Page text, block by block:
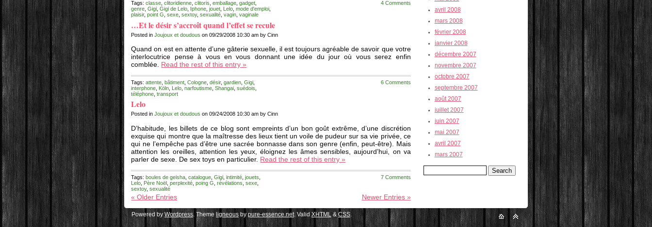
Tags:classe ,clitoridienne ,clitoris ,emballage ,gadget
genre ,Gigi ,Gigi de Lelo Iphone ,jouet Lelo ,mode d'emploi
plaisir,point G ,sexe ,sextoy,sexualité ,vagin ,vaginale
4 Comments
…Et le désir s’accroît quand l’effet se recule
Posted inJoujoux et doudous on 09/29/2008 10:30 am by Cinn
Quand on est en attente d’une gâterie sexuelle, il est toujours agréable de savoir que votre
interlocutrice pense à vous en vous donnant une idée du jour où vous serez enfin
comblée. Read the rest of this entry »
Tags:attente ,bâtiment ,Cologne ,désir,gardien ,Gigi
interphone Köln Lelo ,narfoutisme ,Shangai ,suédois
téléphone ,transport
6 Comments
Lelo
Posted inJoujoux et doudous on 09/24/2008 10:30 am by Cinn
D’habitude, les billets de ce blog sont empreints d’un bon goût extrême, d’une discrétion
exquise qui montre que la maîtresse des lieux tient un voile de pudeur sur sa vie privée, ce
qui ne l’empêche pas d’être une sacrée bonnasse dans son genre (enfin, peut-être). Mais
attention les oreilles, attention les yeux, éloignez les âmes sensibles, aujourd’hui, on va
parler de sexe. De sex toys en particulier. Read the rest of this entry »
Tags:boules de geisha ,catalogue ,Gigi ,intimité ,jouets
Lelo Père Noël ,perplexité ,poing G ,révélations ,sexe
sextoy,sexualité
7 Comments
« Older Entries Newer Entries »
avril 2008
mars 2008
février 2008
janvier 2008
décembre 2007
novembre 2007
octobre 2007
septembre 2007
août 2007
juillet 2007
juin 2007
mai 2007
avril 2007
mars 2007
Powered by Wordpress . Theme ligneous by pure-essence.net. Valid XHTML&CSS.